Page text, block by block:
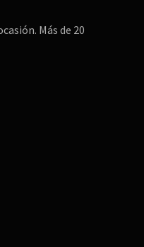
Más de 20